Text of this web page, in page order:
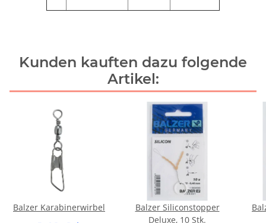
Kunden kauften dazu folgende
Artikel:
Balzer Karabinerwirbel
Balzer Siliconstopper
Deluxe, 10 Stk.